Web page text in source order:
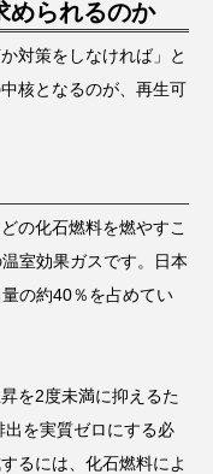
められるのか
対策をしなければ」と
核となるのが、再生可
の化石燃料を燃やすこ
室効果ガスです。日本
の約40％を占めてい
を2度未満に抑えるた
を実質ゼロにする必
るには、化石燃料によ